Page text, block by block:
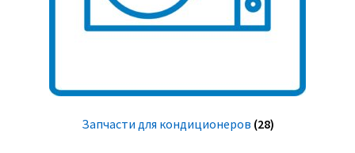
Запчасти для кондиционеров (28)